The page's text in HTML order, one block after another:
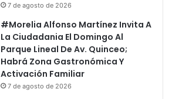
7 de agosto de 2026
#Morelia Alfonso Martínez Invita A
La Ciudadania El Domingo Al
Parque Lineal De Av. Quinceo;
Habrá Zona Gastronómica Y
Activación Familiar
7 de agosto de 2026